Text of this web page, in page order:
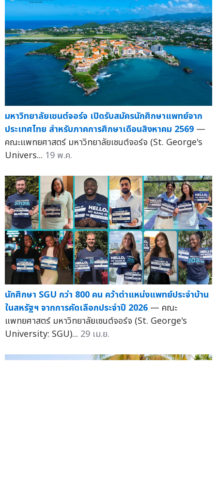
มหาวิทยาลัยเซนต์จอร์จ เปิดรับสมัครนักศึกษาแพทย์จาก
ประเทศไทย สำหรับภาคการศึกษาเดือนสิงหาคม 2569 —
คณะแพทยศาสตร์ มหาวิทยาลัยเซนต์จอร์จ (St. George's
Univers... 19 พ.ค.
นักศึกษา SGU กว่า 800 คน คว้าตำแหน่งแพทย์ประจำบ้าน
ในสหรัฐฯ จากการคัดเลือกประจำปี 2026 — คณะ
แพทยศาสตร์ มหาวิทยาลัยเซนต์จอร์จ (St. George's
University: SGU)... 29 เม.ย.